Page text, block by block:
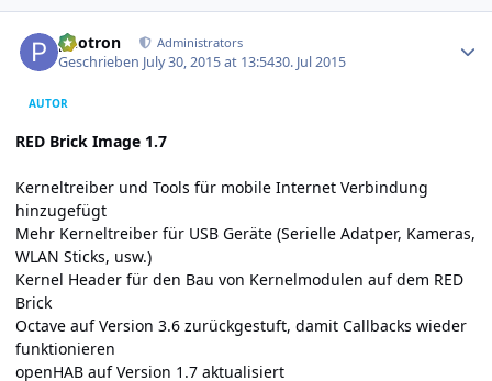
photron Administrators
Geschrieben July 30, 2015 at 13:5430. Jul 2015
AUTOR
RED Brick Image 1.7
Kerneltreiber und Tools für mobile Internet Verbindung
hinzugefügt
Mehr Kerneltreiber für USB Geräte (Serielle Adatper, Kameras,
WLAN Sticks, usw.)
Kernel Header für den Bau von Kernelmodulen auf dem RED
Brick
Octave auf Version 3.6 zurückgestuft, damit Callbacks wieder
funktionieren
openHAB auf Version 1.7 aktualisiert